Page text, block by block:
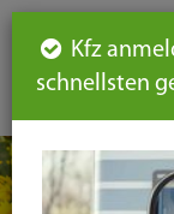
leichte
Kfz
schnellsten